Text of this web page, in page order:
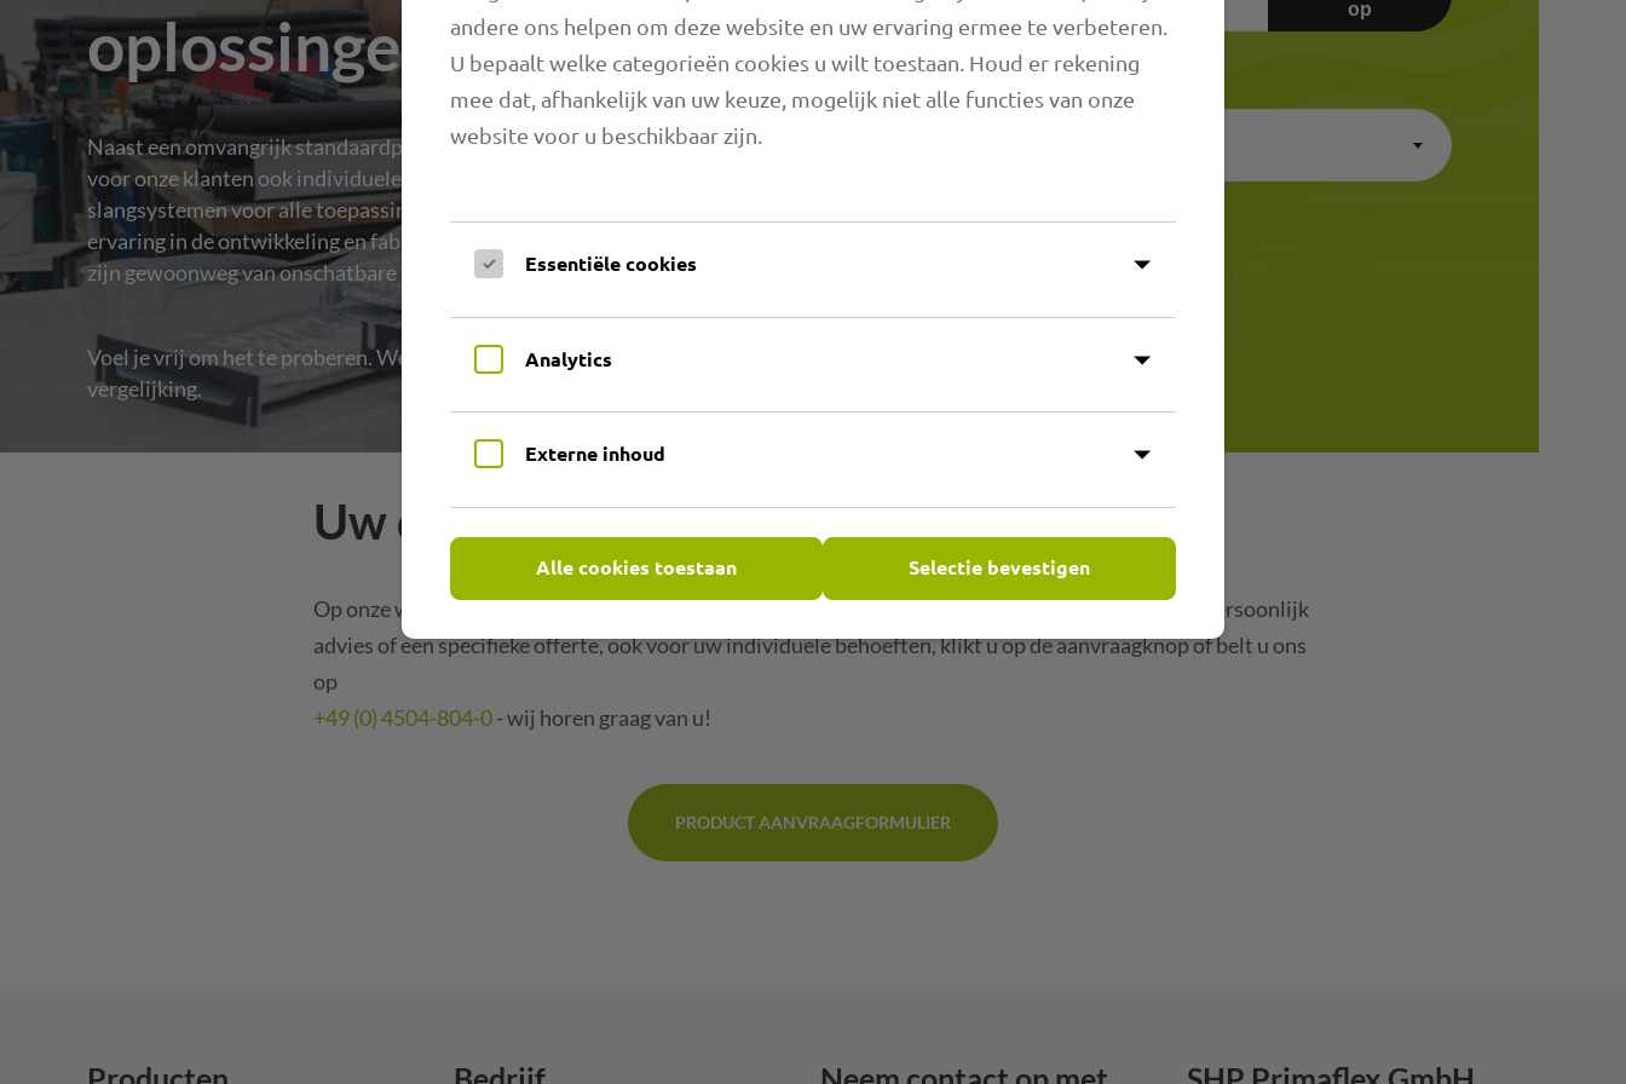
oplossingen.
Naast een omvangrijk standaardprogramma vervaardigen wij
voor onze klanten ook individuele speciale producten en
slangsystemen voor alle toepassingsgebieden. Meer dan 40 jaar
ervaring in de ontwikkeling en fabricage van technische slangen
zijn gewoonweg van onschatbare waarde.
Voel je vrij om het te proberen. We staan tegenover elke
vergelijking.
op
Overzicht van artikelen
Uw directe lijn naar ons!
Op onze website vindt u een groot deel van ons assortiment overzichtelijk gesorteerd. Voor een persoonlijk
advies of een specifieke offerte, ook voor uw individuele behoeften, klikt u op de aanvraagknop of belt u ons
op
+49 (0) 4504-804-0- wij horen graag van u!
PRODUCT AANVRAAGFORMULIER
andere ons helpen om deze website en uw ervaring ermee te verbeteren.
U bepaalt welke categorieën cookies u wilt toestaan. Houd er rekening
mee dat, afhankelijk van uw keuze, mogelijk niet alle functies van onze
website voor u beschikbaar zijn.
Essentiële cookies
Analytics
Externe inhoud
Alle cookies toestaan Selectie bevestigen